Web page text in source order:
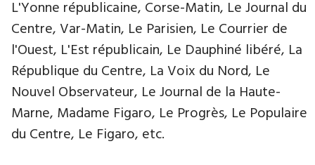
L'Yonne républicaine, Corse-Matin, Le Journal du
Centre, Var-Matin, Le Parisien, Le Courrier de
l'Ouest, L'Est républicain, Le Dauphiné libéré, La
République du Centre, La Voix du Nord, Le
Nouvel Observateur, Le Journal de la Haute-
Marne, Madame Figaro, Le Progrès, Le Populaire
du Centre, Le Figaro, etc.